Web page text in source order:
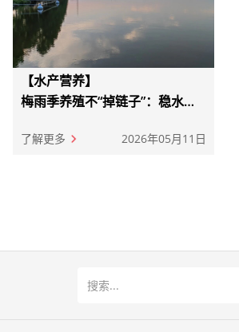
【水产营养】
梅雨季养殖不“掉链子”：稳水抗
了解更多 2026年05月11日